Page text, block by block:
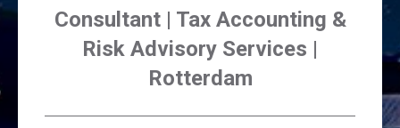
Consultant | Tax Accounting &
Risk Advisory Services |
Rotterdam